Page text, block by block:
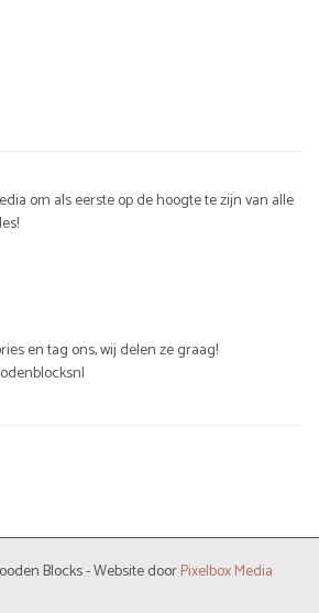
om als eerste op de hoogte te zijn van alle
en tag ons, wij delen ze graag!
Blocks - Website doorPixelbox Media